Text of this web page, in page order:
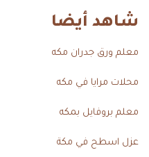
شاهد أيضا
معلم ورق جدران مكه
محلات مرايا في مكه
معلم بروفايل بمكه
عزل اسطح في مكة